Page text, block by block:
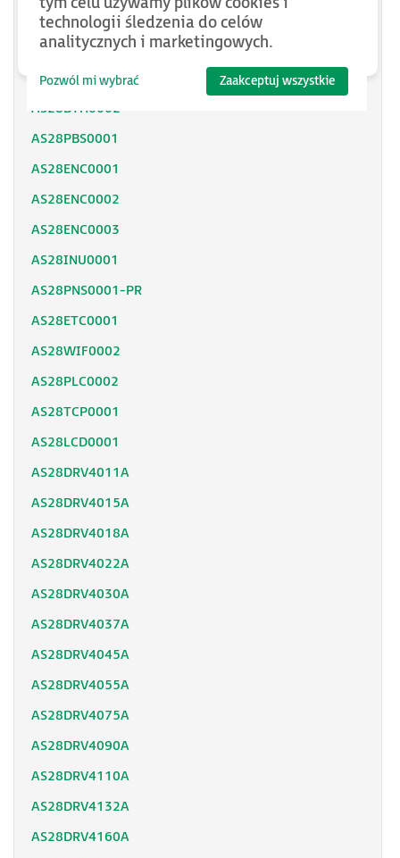
AS28DRV4350
AS28DRV4400
AS28DRV4500
AS28BTH0002
AS28PBS0001
AS28ENC0001
AS28ENC0002
AS28ENC0003
AS28INU0001
AS28PNS0001-PR
AS28ETC0001
AS28WIF0002
AS28PLC0002
AS28TCP0001
AS28LCD0001
AS28DRV4011A
AS28DRV4015A
AS28DRV4018A
AS28DRV4022A
AS28DRV4030A
AS28DRV4037A
AS28DRV4045A
AS28DRV4055A
AS28DRV4075A
AS28DRV4090A
AS28DRV4110A
AS28DRV4132A
AS28DRV4160A
technologii śledzenia do celów
analitycznych i marketingowych.
Pozwól mi wybrać Zaakceptuj wszystkie